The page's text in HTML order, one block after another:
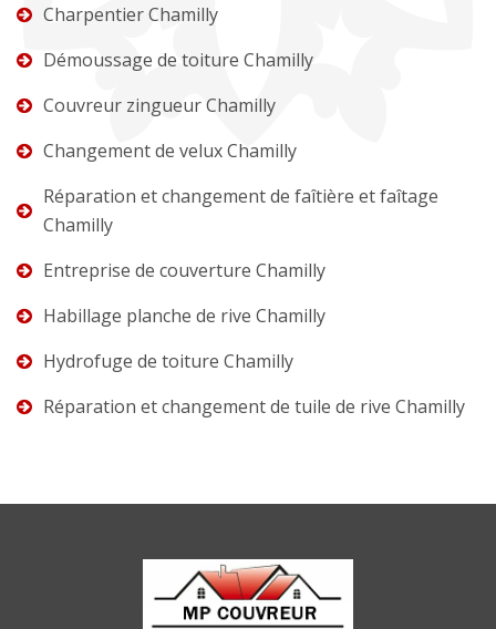
Charpentier Chamilly
Démoussage de toiture Chamilly
Couvreur zingueur Chamilly
Changement de velux Chamilly
Réparation et changement de faîtière et faîtage
Chamilly
Entreprise de couverture Chamilly
Habillage planche de rive Chamilly
Hydrofuge de toiture Chamilly
Réparation et changement de tuile de rive Chamilly